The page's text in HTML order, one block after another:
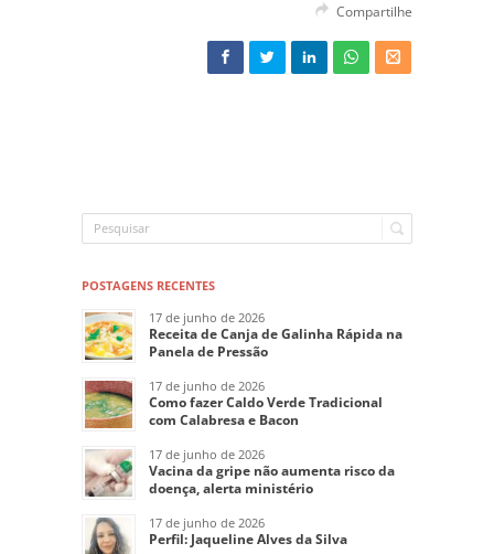
Compartilhe
POSTAGENS RECENTES
17 de junho de 2026
Receita de Canja de Galinha Rápida na
Panela de Pressão
17 de junho de 2026
Como fazer Caldo Verde Tradicional
com Calabresa e Bacon
17 de junho de 2026
Vacina da gripe não aumenta risco da
doença, alerta ministério
17 de junho de 2026
Perfil: Jaqueline Alves da Silva